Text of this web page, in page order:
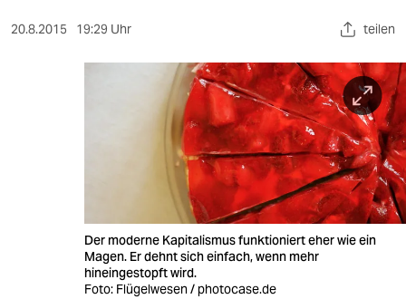
berlin
fragen & hilfe
20.8.2015 19:29 Uhr teilen
Der moderne Kapitalismus funktioniert eher wie ein
Magen. Er dehnt sich einfach, wenn mehr
hineingestopft wird.
Foto: Flügelwesen / photocase.de